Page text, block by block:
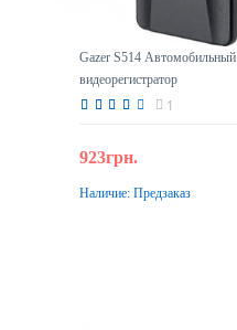
Gazer S514 Автомобильный
видеорегистратор
1
923грн.
Предзаказ
Наличие: Предзаказ